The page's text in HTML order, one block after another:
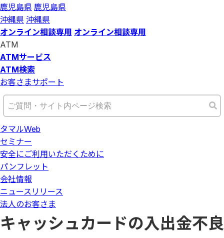
鹿児島県 鹿児島県
沖縄県 沖縄県
オンライン相談専用 オンライン相談専用
ATM
ATMサービス
ATM検索
お客さまサポート
タマルWeb
セミナー
安全にご利用いただくために
パンフレット
会社情報
ニュースリリース
法人のお客さま
キャッシュカードの入出金不良